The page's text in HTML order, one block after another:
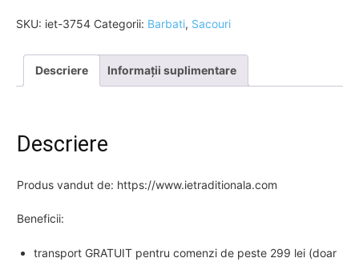
SKU: iet-3754 Categorii: Barbati, Sacouri
Descriere Informații suplimentare
Descriere
Produs vandut de: https://www.ietraditionala.com
Beneficii:
transport GRATUIT pentru comenzi de peste 299 lei (doar